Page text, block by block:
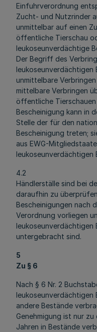
Einfuhrverordnung
Zucht- und Nutzrinder
unmittelbar auf einen
öffentliche Tierschau
leukoseunverdächtige
Der Begriff des
leukoseunverdächtigen
unmittelbare
mittelbare Verbringen
öffentliche
Bescheinigung kann in
Stelle der für den
Bescheinigung treten;
aus EWG-
leukoseunverdächtigen
4.2
Händlerställe sind bei
daraufhin zu
Bescheinigungen nach
Verordnung vorliegen
leukoseunverdächtigen
untergebracht sind.
5
Zu § 6
Nach § 6 Nr. 2
leukoseunverdächtigen
andere Bestände
Genehmigung ist nur
Jahren in Bestände